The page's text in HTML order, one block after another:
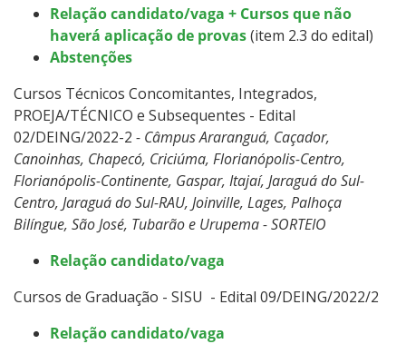
Relação candidato/vaga + Cursos que não
haverá aplicação de provas(item 2.3 do edital)
Abstenções
Cursos Técnicos Concomitantes, Integrados,
PROEJA/TÉCNICO e Subsequentes - Edital
02/DEING/2022-2 - Câmpus Araranguá, Caçador,
Canoinhas, Chapecó, Criciúma, Florianópolis-Centro,
Florianópolis-Continente, Gaspar, Itajaí, Jaraguá do Sul-
Centro, Jaraguá do Sul-RAU, Joinville, Lages, Palhoça
Bilíngue, São José, Tubarão e Urupema - SORTEIO
Relação candidato/vaga
Cursos de Graduação - SISU - Edital 09/DEING/2022/2
Relação candidato/vaga